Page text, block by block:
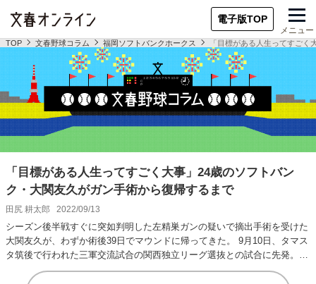
電子版TOP
メニュー
TOP 文春野球コラム 福岡ソフトバンクホークス 「目標がある人生ってすご
「目標がある人生ってすごく大事」24歳のソフトバン
ク・大関友久がガン手術から復帰するまで
田尻 耕太郎 2022/09/13
シーズン後半戦すぐに突如判明した左精巣ガンの疑いで摘出手術を受けた
大関友久が、わずか術後39日でマウンドに帰ってきた。 9月10日、タマス
タ筑後で行われた三軍交流試合の関西独立リーグ選抜との試合に先発。1
イニングを…